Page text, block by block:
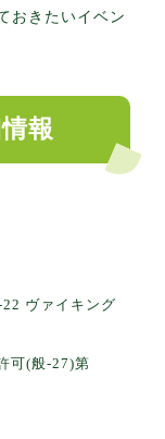
おきたいイベン
報
ヴァイキング
可(般-27)第